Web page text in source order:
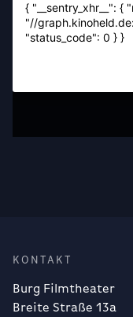
KONTAKT
Burg Filmtheater
Breite Straße 13a